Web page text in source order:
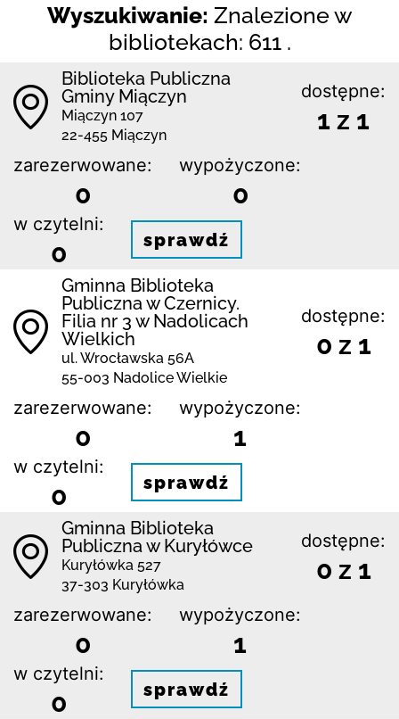
Wyszukiwanie: Znalezione w
bibliotekach: 611 .
Biblioteka Publiczna
Gminy Miączyn
Miączyn 107
22-455 Miączyn
dostępne:
1 z 1
zarezerwowane:
0
wypożyczone:
0
w czytelni:
0 sprawdź
Gminna Biblioteka
Publiczna w Czernicy.
Filia nr 3 w Nadolicach
Wielkich
ul. Wrocławska 56A
55-003 Nadolice Wielkie
dostępne:
0 z 1
zarezerwowane:
0
wypożyczone:
1
w czytelni:
0 sprawdź
Gminna Biblioteka
Publiczna w Kuryłówce
Kuryłówka 527
37-303 Kuryłówka
dostępne:
0 z 1
zarezerwowane:
0
wypożyczone:
1
w czytelni:
0 sprawdź